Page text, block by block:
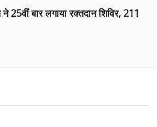
बार लगाया रक्तदान शिविर, 211